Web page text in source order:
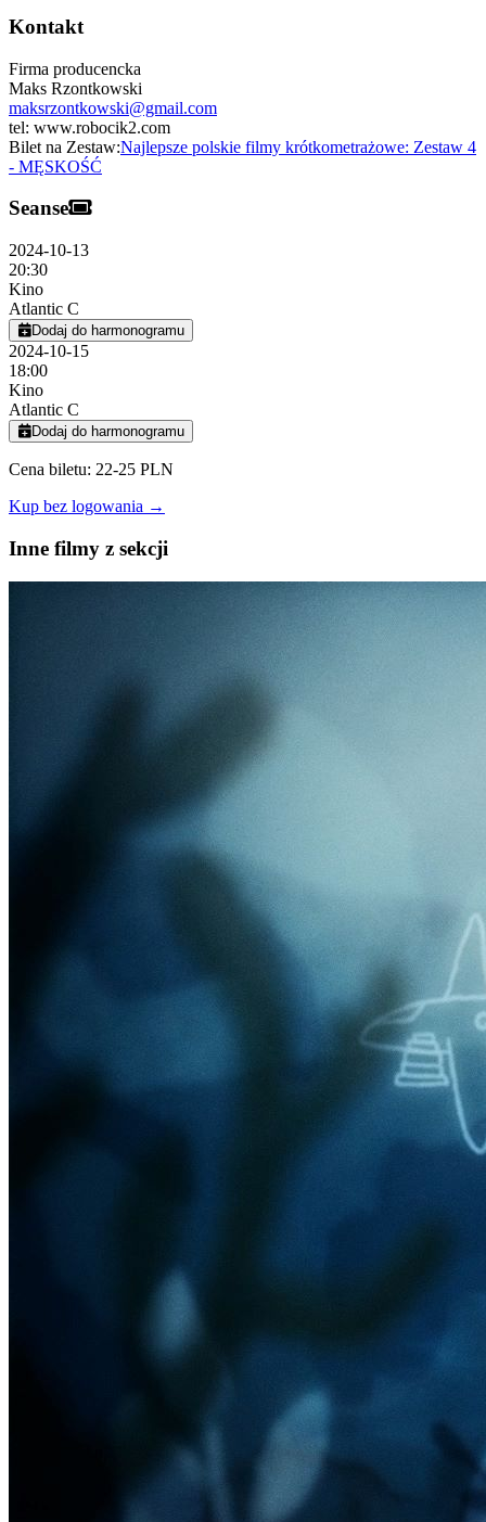
Kontakt
Firma producencka
Maks Rzontkowski
maksrzontkowski@gmail.com
tel: www.robocik2.com
Bilet na Zestaw:Najlepsze polskie filmy krótkometrażowe: Zestaw 4
- MĘSKOŚĆ
Seanse
2024-10-13
20:30
Kino
Atlantic C
Dodaj do harmonogramu
2024-10-15
18:00
Kino
Atlantic C
Dodaj do harmonogramu
Cena biletu: 22-25 PLN
Kup bez logowania →
Inne filmy z sekcji